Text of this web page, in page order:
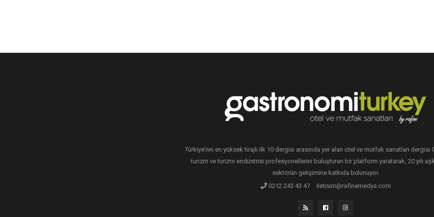
Türkiye’nin en yüksek tirajlı ilk 10 dergisi arasında yer alan otel ve mutfak sanatları dergisi
turizm ve turizm endüstrisi profesyonellerini buluşturan bir platform yaratarak, 20 yılı
sektörün gelişimine katkıda bulunuyor.
0212 243 43 47
iletisim@rafinemedya.com